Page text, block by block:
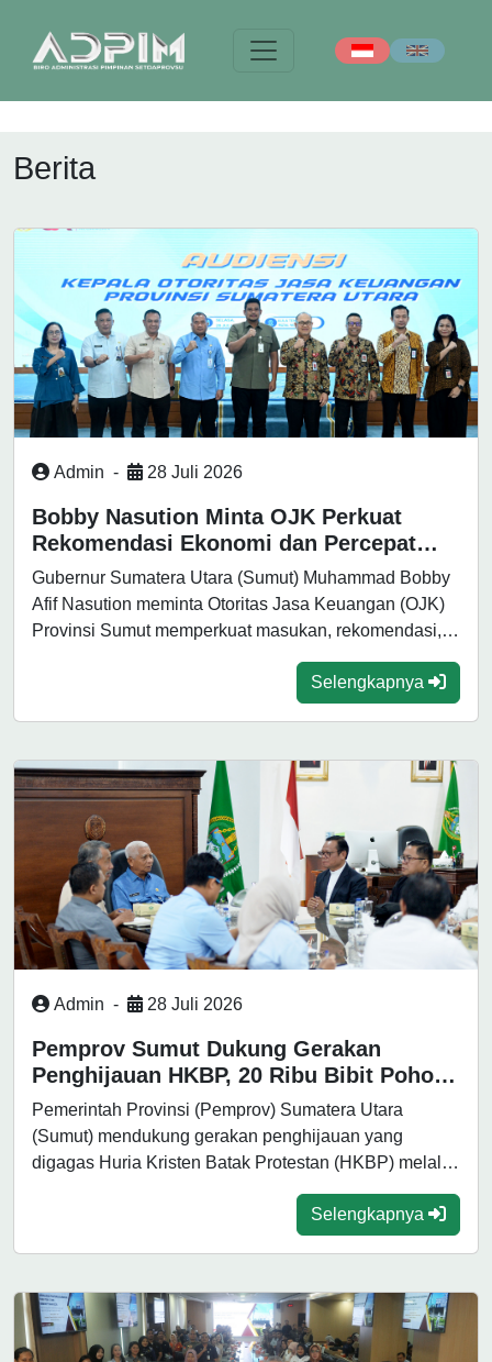
Berita
Admin - 28 Juli 2026
Bobby Nasution Minta OJK Perkuat
Rekomendasi Ekonomi dan Percepat
Transformasi Jamkrida Sumut
Gubernur Sumatera Utara (Sumut) Muhammad Bobby
Afif Nasution meminta Otoritas Jasa Keuangan (OJK)
Provinsi Sumut memperkuat masukan, rekomendasi,
Selengkapnya
Admin - 28 Juli 2026
Pemprov Sumut Dukung Gerakan
Penghijauan HKBP, 20 Ribu Bibit Pohon
Disalurkan di Tapanuli Raya
Pemerintah Provinsi (Pemprov) Sumatera Utara
(Sumut) mendukung gerakan penghijauan yang
digagas Huria Kristen Batak Protestan (HKBP) melalui
Selengkapnya